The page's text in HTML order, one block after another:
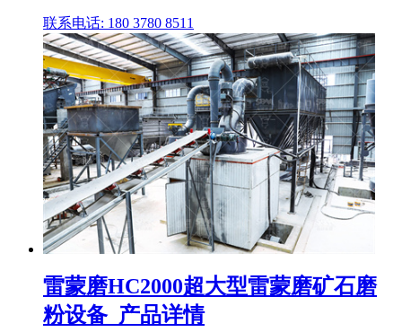
联系电话: 180 3780 8511
雷蒙磨HC2000超大型雷蒙磨矿石磨
粉设备_产品详情